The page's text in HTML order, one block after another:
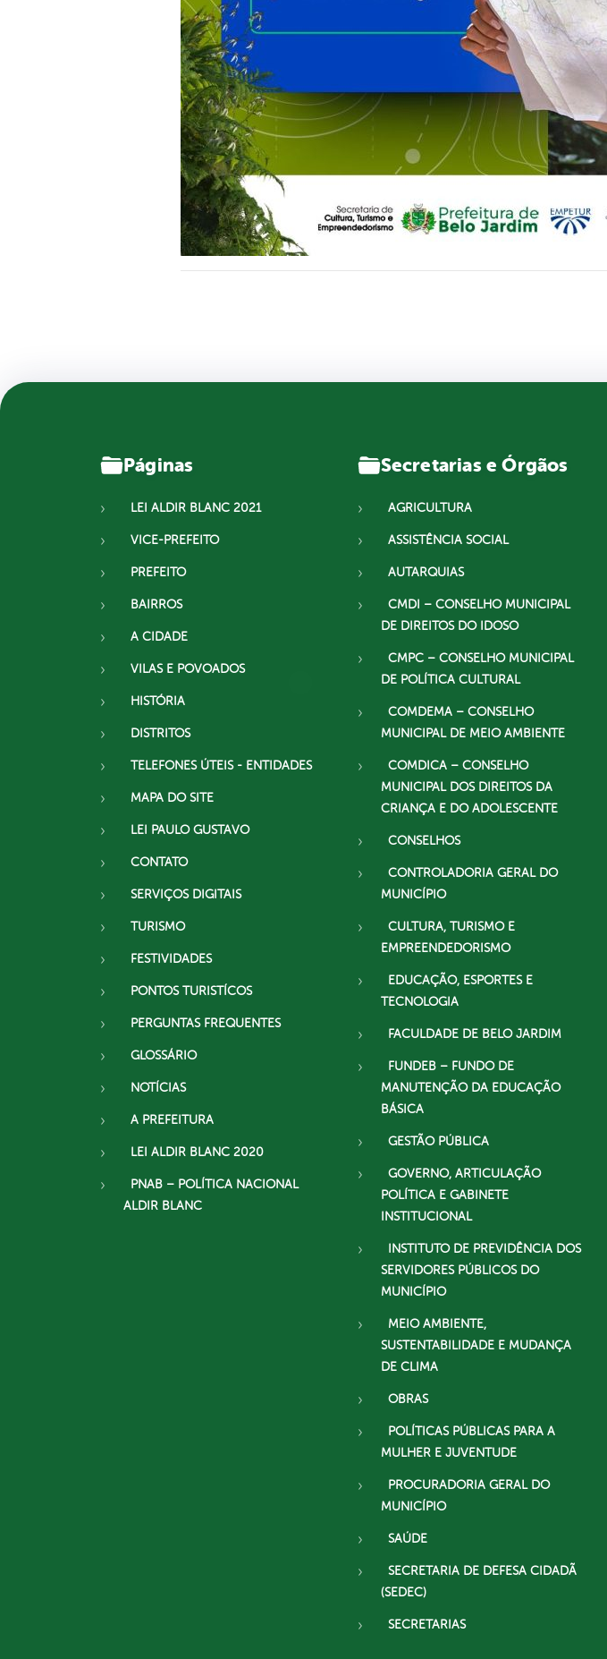
Páginas
LEI ALDIR BLANC 2021
VICE-PREFEITO
PREFEITO
BAIRROS
A CIDADE
VILAS E POVOADOS
HISTÓRIA
DISTRITOS
TELEFONES ÚTEIS - ENTIDADES
MAPA DO SITE
LEI PAULO GUSTAVO
CONTATO
SERVIÇOS DIGITAIS
TURISMO
FESTIVIDADES
PONTOS TURISTÍCOS
PERGUNTAS FREQUENTES
GLOSSÁRIO
NOTÍCIAS
A PREFEITURA
LEI ALDIR BLANC 2020
PNAB – POLÍTICA NACIONAL
ALDIR BLANC
Secretarias e Órgãos
AGRICULTURA
ASSISTÊNCIA SOCIAL
AUTARQUIAS
CMDI – CONSELHO MUNICIPAL
DE DIREITOS DO IDOSO
CMPC – CONSELHO MUNICIPAL
DE POLÍTICA CULTURAL
COMDEMA – CONSELHO
MUNICIPAL DE MEIO AMBIENTE
COMDICA – CONSELHO
MUNICIPAL DOS DIREITOS DA
CRIANÇA E DO ADOLESCENTE
CONSELHOS
CONTROLADORIA GERAL DO
MUNICÍPIO
CULTURA, TURISMO E
EMPREENDEDORISMO
EDUCAÇÃO, ESPORTES E
TECNOLOGIA
FACULDADE DE BELO JARDIM
FUNDEB – FUNDO DE
MANUTENÇÃO DA EDUCAÇÃO
BÁSICA
GESTÃO PÚBLICA
GOVERNO, ARTICULAÇÃO
POLÍTICA E GABINETE
INSTITUCIONAL
INSTITUTO DE PREVIDÊNCIA DOS
SERVIDORES PÚBLICOS DO
MUNICÍPIO
MEIO AMBIENTE,
SUSTENTABILIDADE E MUDANÇA
DE CLIMA
OBRAS
POLÍTICAS PÚBLICAS PARA A
MULHER E JUVENTUDE
PROCURADORIA GERAL DO
MUNICÍPIO
SAÚDE
SECRETARIA DE DEFESA CIDADÃ
(SEDEC)
SECRETARIAS